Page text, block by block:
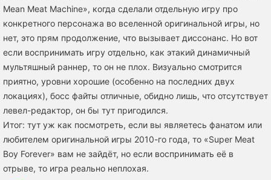
Mean Meat Machine», когда сделали отдельную игру про
конкретного персонажа во вселенной оригинальной игры, но
нет, это прям продолжение, что вызывает диссонанс. Но вот
если воспринимать игру отдельно, как этакий динамичный
мультяшный раннер, то он не плох. Визуально смотрится
приятно, уровни хорошие (особенно на последних двух
локациях), босс файты отличные, обидно лишь, что отсутствует
левел-редактор, он бы тут пригодился.
Итог: тут уж как посмотреть, если вы являетесь фанатом или
любителем оригинальной игры 2010-го года, то «Super Meat
Boy Forever» вам не зайдёт, но если воспринимать её в
отрыве, то игра реально неплохая.